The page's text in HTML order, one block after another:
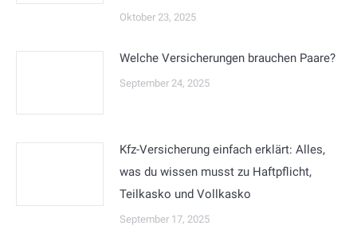
Oktober 23, 2025
Welche Versicherungen brauchen Paare?
September 24, 2025
Kfz-Versicherung einfach erklärt: Alles,
was du wissen musst zu Haftpflicht,
Teilkasko und Vollkasko
September 17, 2025